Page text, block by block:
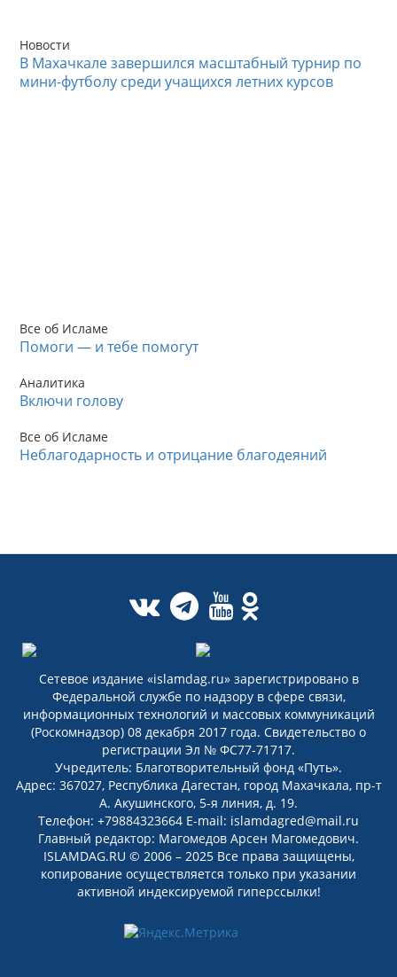
Новости
В Махачкале завершился масштабный турнир по
мини-футболу среди учащихся летних курсов
Все об Исламе
Помоги — и тебе помогут
Аналитика
Включи голову
Все об Исламе
Неблагодарность и отрицание благодеяний
Сетевое издание «islamdag.ru» зарегистрировано в
Федеральной службе по надзору в сфере связи,
информационных технологий и массовых коммуникаций
(Роскомнадзор) 08 декабря 2017 года. Свидетельство о
регистрации Эл № ФС77-71717.
Учредитель: Благотворительный фонд «Путь».
Адрес: 367027, Республика Дагестан, город Махачкала, пр-т
А. Акушинского, 5-я линия, д. 19.
Телефон: +79884323664 E-mail: islamdagred@mail.ru
Главный редактор: Магомедов Арсен Магомедович.
ISLAMDAG.RU © 2006 – 2025 Все права защищены,
копирование осуществляется только при указании
активной индексируемой гиперссылки!